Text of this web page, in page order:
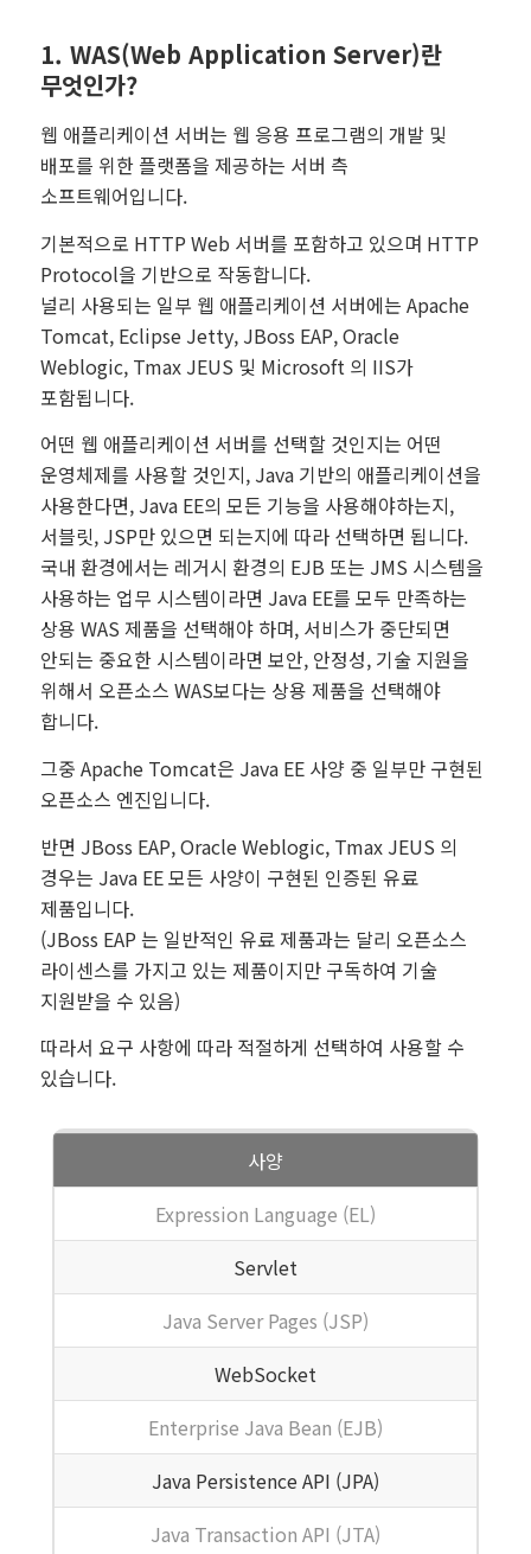
1. WAS(Web Application Server)란
무엇인가?
웹 애플리케이션 서버는 웹 응용 프로그램의 개발 및
배포를 위한 플랫폼을 제공하는 서버 측
소프트웨어입니다.
기본적으로 HTTP Web 서버를 포함하고 있으며 HTTP
Protocol을 기반으로 작동합니다.
널리 사용되는 일부 웹 애플리케이션 서버에는 Apache
Tomcat, Eclipse Jetty, JBoss EAP, Oracle
Weblogic, Tmax JEUS 및 Microsoft 의 IIS가
포함됩니다.
어떤 웹 애플리케이션 서버를 선택할 것인지는 어떤
운영체제를 사용할 것인지, Java 기반의 애플리케이션을
사용한다면, Java EE의 모든 기능을 사용해야하는지,
서블릿, JSP만 있으면 되는지에 따라 선택하면 됩니다.
국내 환경에서는 레거시 환경의 EJB 또는 JMS 시스템을
사용하는 업무 시스템이라면 Java EE를 모두 만족하는
상용 WAS 제품을 선택해야 하며, 서비스가 중단되면
안되는 중요한 시스템이라면 보안, 안정성, 기술 지원을
위해서 오픈소스 WAS보다는 상용 제품을 선택해야
합니다.
그중 Apache Tomcat은 Java EE 사양 중 일부만 구현된
오픈소스 엔진입니다.
반면 JBoss EAP, Oracle Weblogic, Tmax JEUS 의
경우는 Java EE 모든 사양이 구현된 인증된 유료
제품입니다.
(JBoss EAP 는 일반적인 유료 제품과는 달리 오픈소스
라이센스를 가지고 있는 제품이지만 구독하여 기술
지원받을 수 있음)
따라서 요구 사항에 따라 적절하게 선택하여 사용할 수
있습니다.
사양
Expression Language (EL)
Servlet
Java Server Pages (JSP)
WebSocket
Enterprise Java Bean (EJB)
Java Persistence API (JPA)
Java Transaction API (JTA)